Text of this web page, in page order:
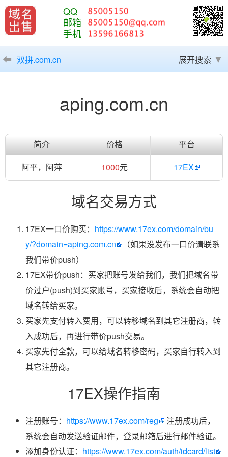
QQ
邮箱
手机
双拼.com.cn 展开搜索
aping.com.cn
简介 价格
平台
阿平，阿萍
1000元 17EX
域名交易方式
17EX一口价购买： https://www.17ex.com/domain/bu
y/?domain=aping.com.cn
（如果没发布一口价请联系
我们带价push）
17EX带价push：买家把账号发给我们，我们把域名带
价过户(push)到买家账号，买家接收后，系统会自动把
域名转给买家。
买家先支付转入费用，可以转移域名到其它注册商，转
入成功后，再进行带价push交易。
买家先付全款，可以给域名转移密码，买家自行转入到
其它注册商。
17EX操作指南
注册账号： https://www.17ex.com/reg
注册成功后，
系统会自动发送验证邮件，登录邮箱后进行邮件验证。
添加身份认证： https://www.17ex.com/auth/idcard/list